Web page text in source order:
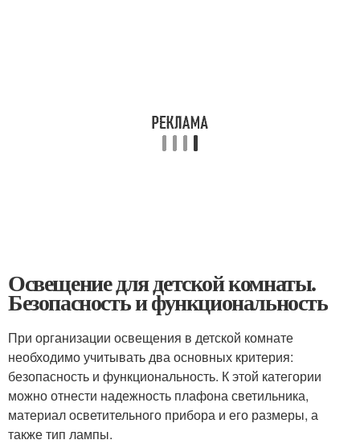
Освещение для детской комнаты.
Безопасность и функциональность
При организации освещения в детской комнате
необходимо учитывать два основных критерия:
безопасность и функциональность. К этой категории
можно отнести надежность плафона светильника,
материал осветительного прибора и его размеры, а
также тип лампы.